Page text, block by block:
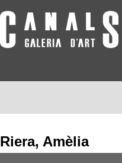
Riera, Amèlia